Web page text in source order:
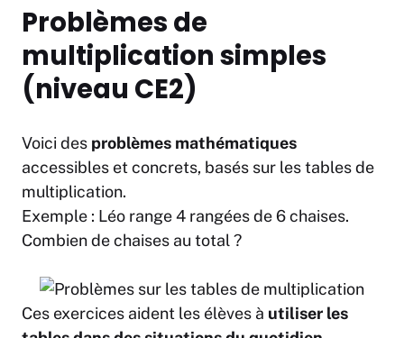
Problèmes de
multiplication simples
(niveau CE2)
Voici des problèmes mathématiques
accessibles et concrets, basés sur les tables de
multiplication.
Exemple : Léo range 4 rangées de 6 chaises.
Combien de chaises au total ?
Ces exercices aident les élèves à utiliser les